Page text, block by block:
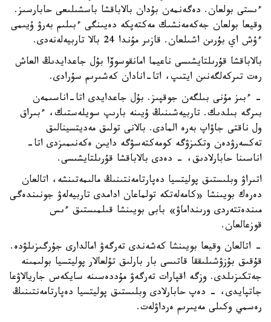
ءىستى بولعان. دەگەنمەن بۇدان بالاباقشا باسشىلىعى حابارسىز.
وقيعا بولعان جەكەمەنشىك مەكتەپكە دەيىنگى ءبىلىم بەرۋ ۇيىمى
ءۇش اي بۇرىن اشىلعان. قازىر مۇندا 24 بالا تاربيەلەنەدى.
بالاباقشا قۇرىلتايشىسى ناعيما امانقوسوۆا بۇل جاعدايدىڭ العاش
رەت تىركەلگەنىن ايتىپ، اتا-انادان كەشىرىم سۇرادى.
- ءبىز مۇنى بىلگەن جوقپىز. بۇل جاعدايدى اتا-اناسىمەن
بىرگە بىلدىك. تاربيەشىنىڭ ۇيىنە بارىپ سويلەستىك، ءبىراق
ول ناقتى جاۋاپ بەرە المادى. بالانى تولىق مەديتسينالىق
تەكسەرۋدەن وتكىزۋگە كومەكتەسۋگە دايىن ەكەنىمىزدى اتا-
اناسىنا حابارلادىق، - دەدى بالاباقشا قۇرىلتايشىسى.
اتىراۋ وبلىستىق پوليتسيا دەپارتامەنتىنىڭ مالىمەتىنشە، اتالعان
دەرەك بويىنشا «كامەلەتكە تولماعان ادامدى تاربيەلەۋ جونىندەگى
مىندەتتەردى ورىنداماۋ» بابى بويىنشا قىلمىستىق ءىس
قوزعالعان.
- اتالعان وقيعا بويىنشا كەشەندى تەرگەۋ امالدارى جۇرگىزىلۋدە.
قۇقىق بۇزۋشىلىققا قاتىسى بار بارلىق تۇلعالار پوليتسيا بولىمىنە
جەتكىزىلدى. وزگە اقپارات تەرگەۋ مۇددەسىنە سايكەس جاريالاۋعا
جاتپايدى، - دەپ حابارلادى وبلىستىق پوليتسيا دەپارتامەنتىنىڭ
رەسمي وكىلى مەيىرىم ەرداۋلەت.